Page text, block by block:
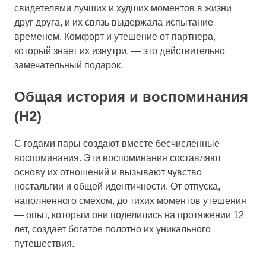
свидетелями лучших и худших моментов в жизни
друг друга, и их связь выдержала испытание
временем. Комфорт и утешение от партнера,
который знает их изнутри, — это действительно
замечательный подарок.
Общая история и воспоминания
(H2)
С годами пары создают вместе бесчисленные
воспоминания. Эти воспоминания составляют
основу их отношений и вызывают чувство
ностальгии и общей идентичности. От отпуска,
наполненного смехом, до тихих моментов утешения
— опыт, которым они поделились на протяжении 12
лет, создает богатое полотно их уникального
путешествия.